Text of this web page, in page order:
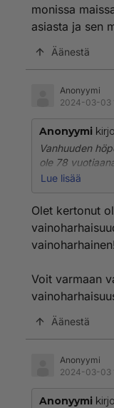
monissa
asiasta ja sen
Äänestä
Anonyymi
2024-03-03
Anonyymi
Vanhuuden
ole 78
ollut.
rehellisempiä
Lue lisää
Olet kertonut
vainoharhainen!
Voit varmaan
Äänestä
Anonyymi
2024-03-03
Anonyymi